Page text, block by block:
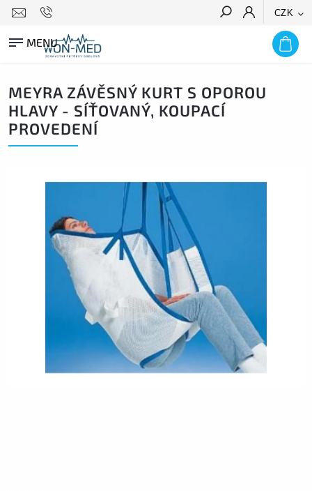
CZK
HLEDAT
MEYRA ZÁVĚSNÝ KURT S OPOROU
HLAVY - SÍŤOVANÝ, KOUPACÍ
PROVEDENÍ